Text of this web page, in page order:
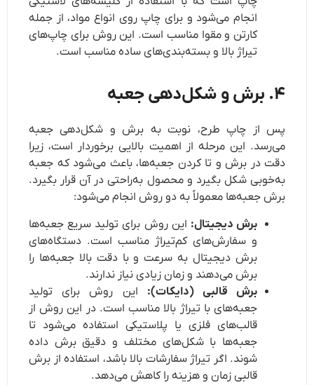
انجام می‌شود و برای چاپ روی انواع مواد، از جمله
کارتن و مقوا مناسب است. این روش برای چاپ‌های
تیراژ بالا و بسته‌بندی‌های ساده مناسب است.
۴. برش و شکل‌دهی جعبه
پس از چاپ طرح، نوبت به برش و شکل‌دهی جعبه
می‌رسد. این مرحله از اهمیت بالایی برخوردار است، زیرا
دقت در برش و تا کردن جعبه‌ها، باعث می‌شود که جعبه
به‌خوبی شکل بگیرد و محصول به‌راحتی در آن قرار بگیرد.
برش جعبه‌ها معمولاً به دو روش انجام می‌شود:
برش دیجیتال: این روش برای تولید سریع جعبه‌ها
و سفارش‌های کم‌تیراژ مناسب است. دستگاه‌های
برش دیجیتال به سرعت و با دقت بالا جعبه‌ها را
برش می‌دهند و زمان زیادی نیاز ندارند.
برش قالبی (دایکات): این روش برای تولید
جعبه‌های با تیراژ بالا مناسب است. در این روش از
قالب‌های فلزی یا پلاستیکی استفاده می‌شود تا
جعبه‌ها با شکل‌های مختلف و دقیق برش داده
شوند. اگر تیراژ سفارشات بالا باشد، استفاده از برش
قالبی زمان و هزینه را کاهش می‌دهد.